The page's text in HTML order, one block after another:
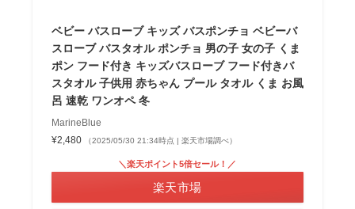
ベビー バスローブ キッズ バスポンチョ ベビーバ
スローブ バスタオル ポンチョ 男の子 女の子 くま
ポン フード付き キッズバスローブ フード付きバ
スタオル 子供用 赤ちゃん プール タオル くま お風
呂 速乾 ワンオペ 冬
MarineBlue
¥2,480
（2025/05/30 21:34時点 | 楽天市場調べ）
＼楽天ポイント5倍セール！／
楽天市場